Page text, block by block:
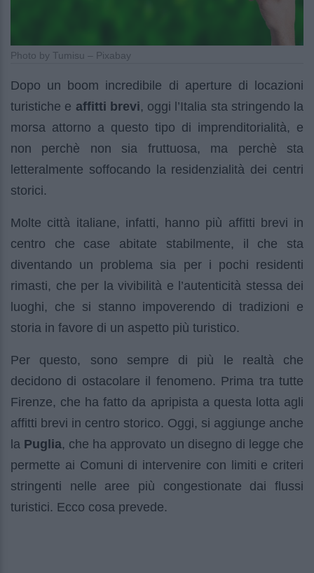
Photo by Tumisu – Pixabay
Dopo un boom incredibile di aperture di locazioni
turistiche e affitti brevi, oggi l’Italia sta stringendo la
morsa attorno a questo tipo di imprenditorialità, e
non perchè non sia fruttuosa, ma perchè sta
letteralmente soffocando la residenzialità dei centri
storici.
Molte città italiane, infatti, hanno più affitti brevi in
centro che case abitate stabilmente, il che sta
diventando un problema sia per i pochi residenti
rimasti, che per la vivibilità e l’autenticità stessa dei
luoghi, che si stanno impoverendo di tradizioni e
storia in favore di un aspetto più turistico.
Per questo, sono sempre di più le realtà che
decidono di ostacolare il fenomeno. Prima tra tutte
Firenze, che ha fatto da apripista a questa lotta agli
affitti brevi in centro storico. Oggi, si aggiunge anche
la Puglia, che ha approvato un disegno di legge che
permette ai Comuni di intervenire con limiti e criteri
stringenti nelle aree più congestionate dai flussi
turistici. Ecco cosa prevede.